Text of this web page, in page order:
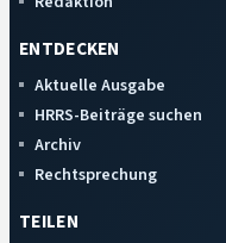
ENTDECKEN
Aktuelle Ausgabe
HRRS-Beiträge suchen
Archiv
Rechtsprechung
TEILEN